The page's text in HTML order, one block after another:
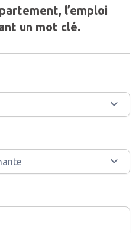
l’emploi
un mot clé.